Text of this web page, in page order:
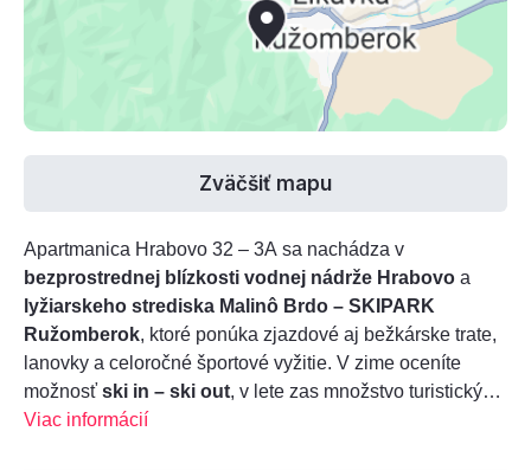
Zväčšiť mapu
Apartmanica Hrabovo 32 – 3A sa nachádza v
bezprostrednej blízkosti vodnej nádrže Hrabovo a
lyžiarskeho strediska Malinô Brdo – SKIPARK
Ružomberok, ktoré ponúka zjazdové aj bežkárske trate,
lanovky a celoročné športové vyžitie. V zime oceníte
možnosť ski in – ski out, v lete zas množstvo turistických
a cyklistických trás.
Viac informácií